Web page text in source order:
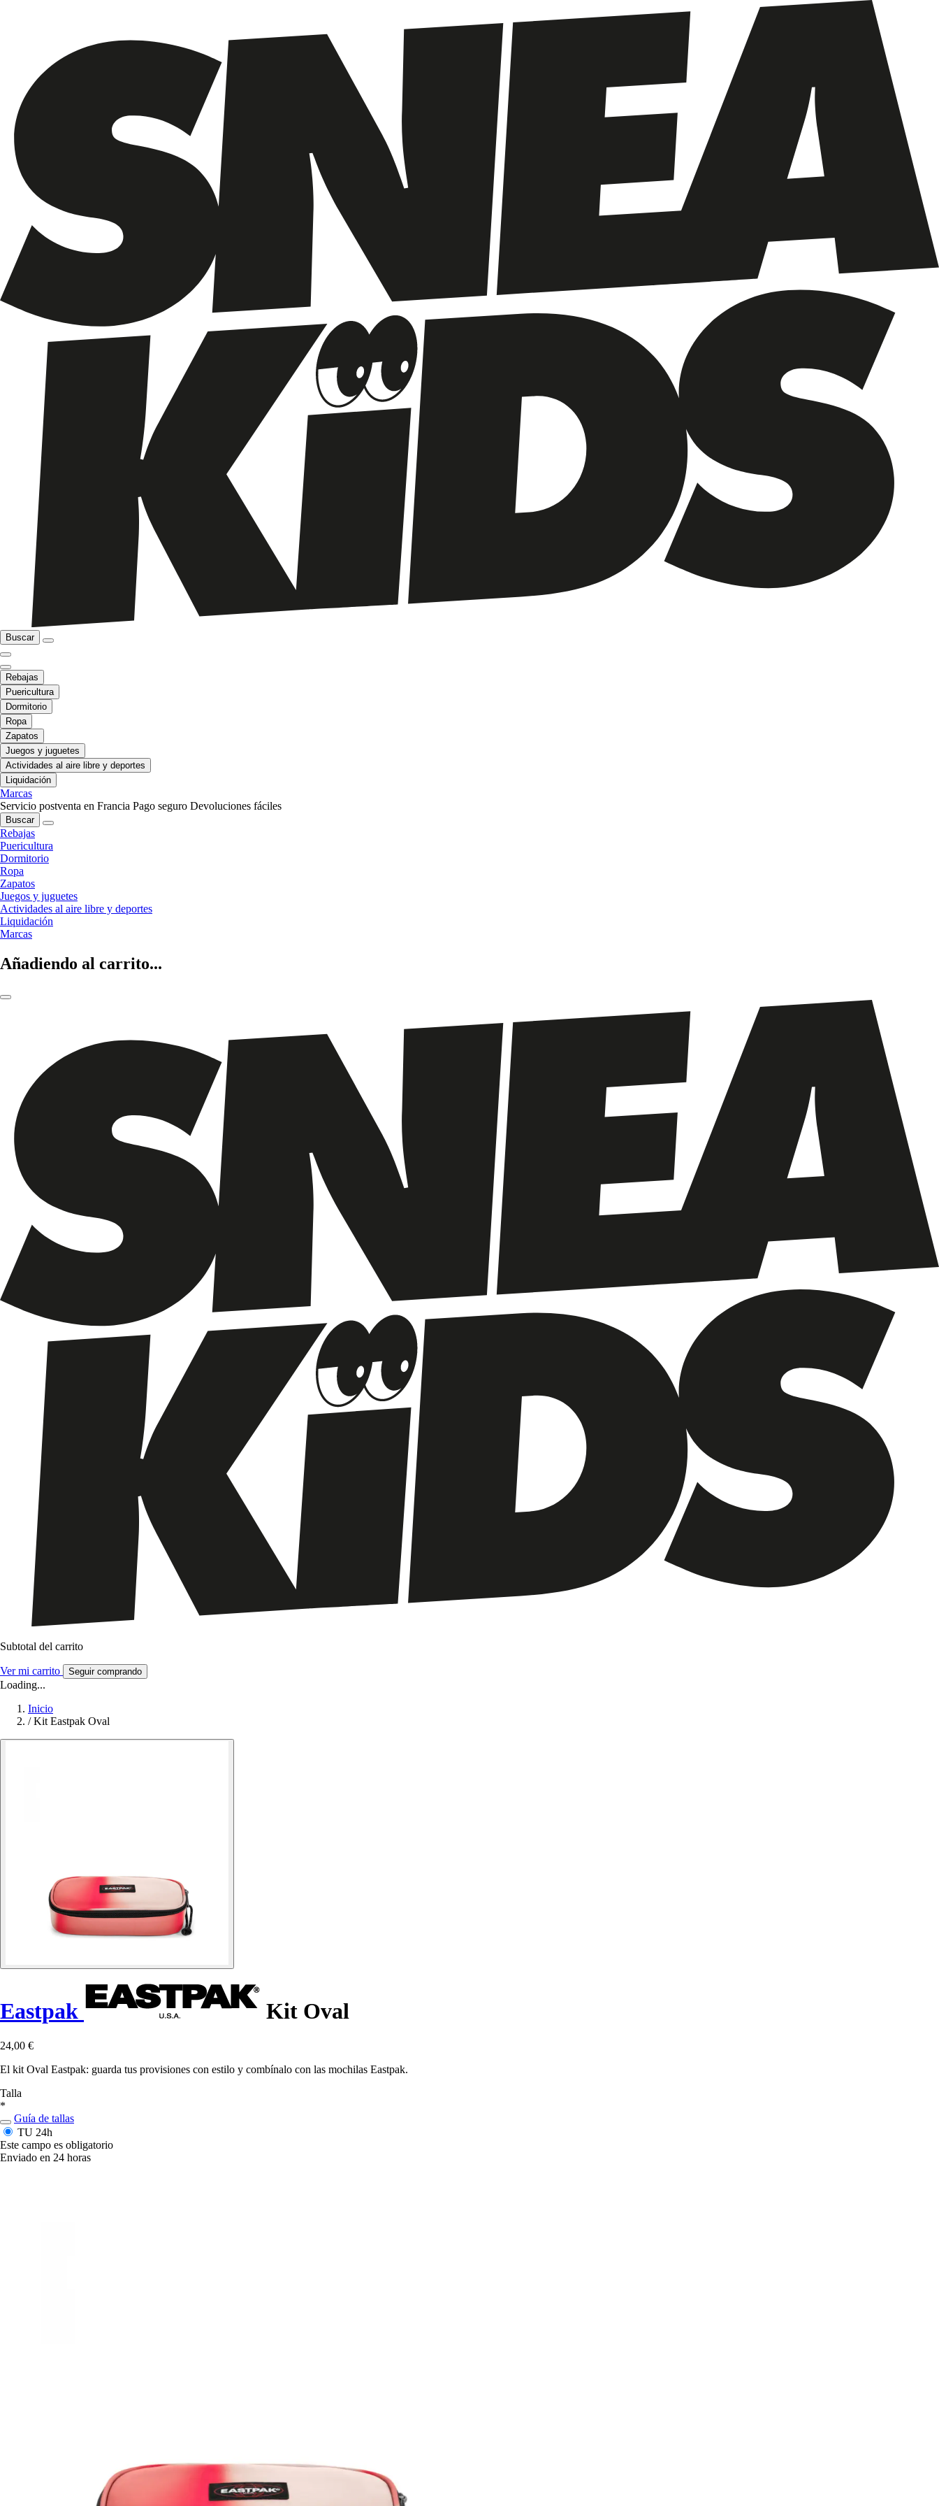
Buscar
Rebajas
Puericultura
Dormitorio
Ropa
Zapatos
Juegos y juguetes
Actividades al aire libre y deportes
Liquidación
Marcas
Servicio postventa en Francia Pago seguro Devoluciones fáciles
Buscar
Rebajas
Puericultura
Dormitorio
Ropa
Zapatos
Juegos y juguetes
Actividades al aire libre y deportes
Liquidación
Marcas
Añadiendo al carrito...
Subtotal del carrito
Ver mi carrito Seguir comprando
Loading...
Inicio
/ Kit Eastpak Oval
Eastpak Kit Oval
24,00 €
El kit Oval Eastpak: guarda tus provisiones con estilo y combínalo con las mochilas Eastpak.
Talla
*
Guía de tallas
TU 24h
Este campo es obligatorio
Enviado en 24 horas